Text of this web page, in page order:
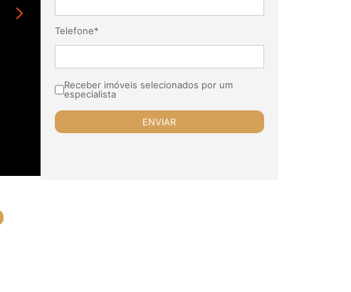
Telefone*
Receber imóveis selecionados por um
especialista